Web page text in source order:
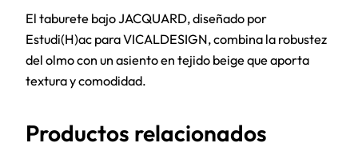
El taburete bajo JACQUARD, diseñado por
Estudi(H)ac para VICALDESIGN, combina la robustez
del olmo con un asiento en tejido beige que aporta
textura y comodidad.
Productos relacionados